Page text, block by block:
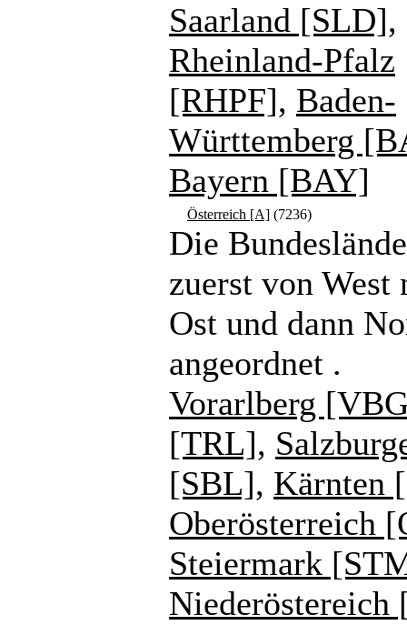
Saarland [SLD],
Rheinland-Pfalz
[RHPF], Baden-
Württemberg
Bayern [BAY]
Österreich [A] (7236)
Die
zuerst von West
Ost und dann
angeordnet .
Vorarlberg
[TRL],
[SBL], Kärnten
Oberösterreich
Steiermark
Niederöstereich